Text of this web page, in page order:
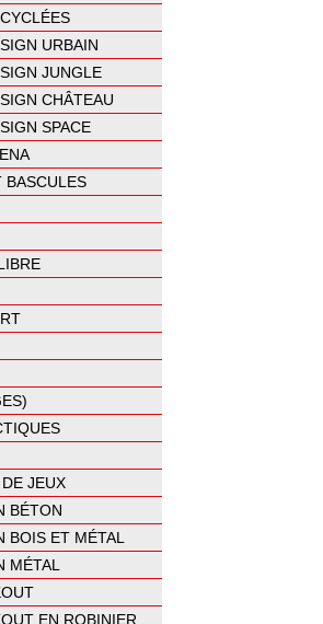
URBAIN
JUNGLE
CHÂTEAU
SPACE
BASCULES
JEUX
BÉTON
BOIS ET MÉTAL
MÉTAL
EN ROBINIER